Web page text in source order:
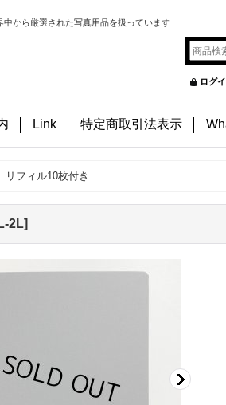
から厳選された写真用品を扱っています
ログ
Link 特定商取引法表示
フィル10枚付き
2L]